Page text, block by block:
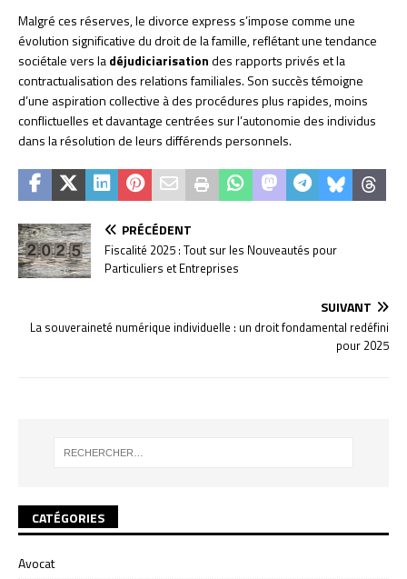
Malgré ces réserves, le divorce express s’impose comme une
évolution significative du droit de la famille, reflétant une tendance
sociétale vers ladéjudiciarisationdes rapports privés et la
contractualisation des relations familiales. Son succès témoigne
d’une aspiration collective à des procédures plus rapides, moins
conflictuelles et davantage centrées sur l’autonomie des individus
dans la résolution de leurs différends personnels.
PRÉCÉDENT
Fiscalité 2025 : Tout sur les Nouveautés pour
Particuliers et Entreprises
SUIVANT
La souveraineté numérique individuelle : un droit fondamental redéfini
pour 2025
CATÉGORIES
Avocat